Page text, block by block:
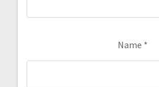
Name *